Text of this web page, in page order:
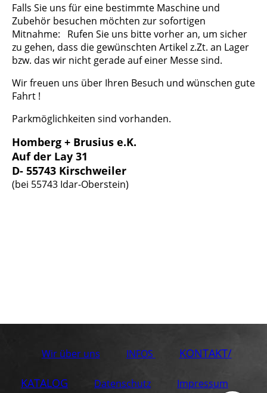
Falls Sie uns für eine bestimmte Maschine und
Zubehör besuchen möchten zur sofortigen
Mitnahme: Rufen Sie uns bitte vorher an, um sicher
zu gehen, dass die gewünschten Artikel z.Zt. an Lager
bzw. das wir nicht gerade auf einer Messe sind.
Wir freuen uns über Ihren Besuch und wünschen gute
Fahrt !
Parkmöglichkeiten sind vorhanden.
Homberg + Brusius e.K.
Auf der Lay 31
D- 55743 Kirschweiler
(bei 55743 Idar-Oberstein)
Wir über uns INFOS KONTAKT/
KATALOG Datenschutz Impressum